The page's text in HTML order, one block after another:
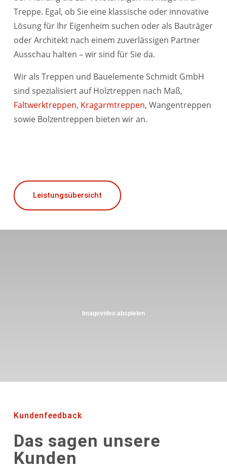
Treppe. Egal, ob Sie eine klassische oder innovative
Lösung für Ihr Eigenheim suchen oder als Bauträger
oder Architekt nach einem zuverlässigen Partner
Ausschau halten – wir sind für Sie da.
Wir als Treppen und Bauelemente Schmidt GmbH
sind spezialisiert auf Holztreppen nach Maß,
Faltwerktreppen, Kragarmtreppen, Wangentreppen
sowie Bolzentreppen bieten wir an.
Leistungsübersicht
Imagevideo abspielen
Kundenfeedback
Das sagen unsere
Kunden